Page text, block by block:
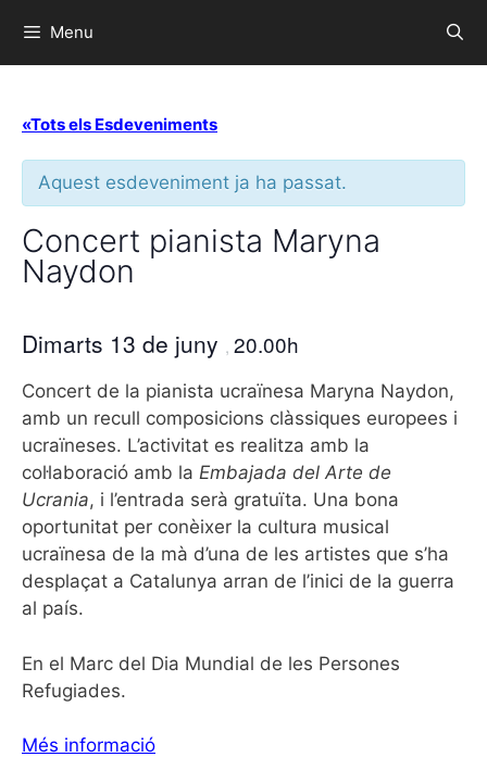
Menu
«Tots els Esdeveniments
Aquest esdeveniment ja ha passat.
Concert pianista Maryna
Naydon
Dimarts 13 de juny , 20.00h
Concert de la pianista ucraïnesa Maryna Naydon,
amb un recull composicions clàssiques europees i
ucraïneses. L’activitat es realitza amb la
col·laboració amb la Embajada del Arte de
Ucrania, i l’entrada serà gratuïta. Una bona
oportunitat per conèixer la cultura musical
ucraïnesa de la mà d’una de les artistes que s’ha
desplaçat a Catalunya arran de l’inici de la guerra
al país.
En el Marc del Dia Mundial de les Persones
Refugiades.
Més informació